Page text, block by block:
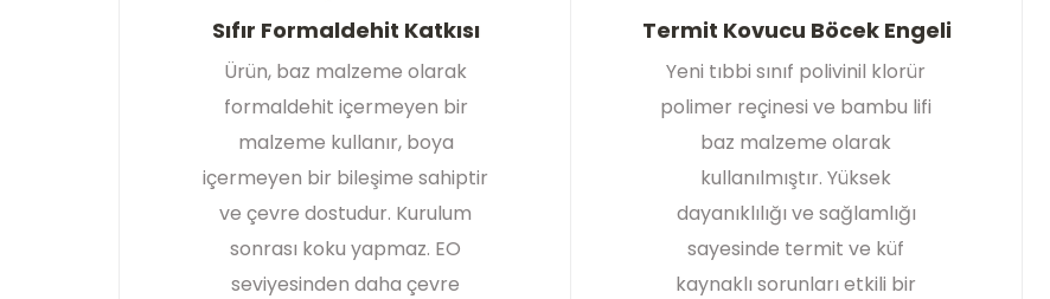
Sıfır Formaldehit Katkısı
Ürün, baz malzeme olarak
formaldehit içermeyen bir
malzeme kullanır, boya
içermeyen bir bileşime sahiptir
ve çevre dostudur. Kurulum
sonrası koku yapmaz. EO
seviyesinden daha çevre
Termit Kovucu Böcek Engeli
Yeni tıbbi sınıf polivinil klorür
polimer reçinesi ve bambu lifi
baz malzeme olarak
kullanılmıştır. Yüksek
dayanıklılığı ve sağlamlığı
sayesinde termit ve küf
kaynaklı sorunları etkili bir